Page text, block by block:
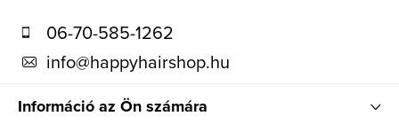
06-70-585-1262
info@happyhairshop.hu
Információ az Ön számára